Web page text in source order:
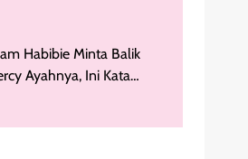
Habibie
Ayahnya, Ini Kata